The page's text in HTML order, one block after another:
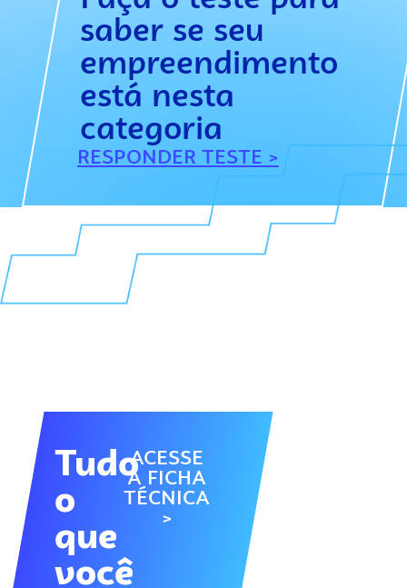
saber se seu
empreendimento
está nesta
categoria
RESPONDER TESTE >
Tudo
o
que
você
ACESSE
A FICHA
TÉCNICA
>